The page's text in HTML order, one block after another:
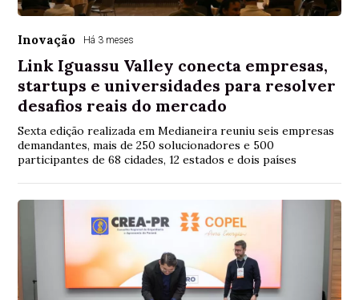
Inovação Há 3 meses
Link Iguassu Valley conecta empresas,
startups e universidades para resolver
desafios reais do mercado
Sexta edição realizada em Medianeira reuniu seis empresas
demandantes, mais de 250 solucionadores e 500
participantes de 68 cidades, 12 estados e dois países